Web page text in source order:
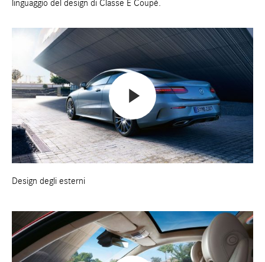
linguaggio del design di Classe E Coupé.
Design degli esterni